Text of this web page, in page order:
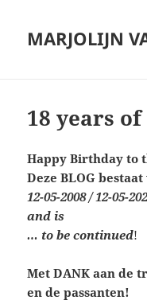
MARJOLIJN
18 years
Happy Birthday to
Deze BLOG
12-05-2008 / 12-05-
and is
… to be continued!
Met DANK aan de
en de passanten!